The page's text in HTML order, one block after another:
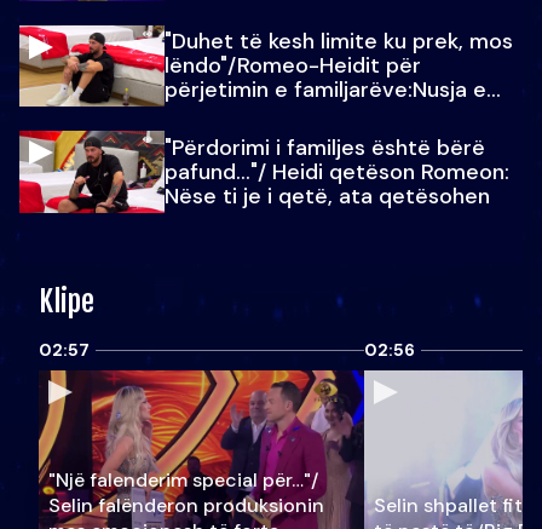
"Duhet të kesh limite ku prek, mos
lëndo"/Romeo-Heidit për
përjetimin e familjarëve:Nusja e
"Përdorimi i familjes është bërë
pafund…"/ Heidi qetëson Romeon:
Nëse ti je i qetë, ata qetësohen
Klipe
02:57
"Një falenderim special për…"/
Selin falënderon produksionin
02:56
Selin shpallet